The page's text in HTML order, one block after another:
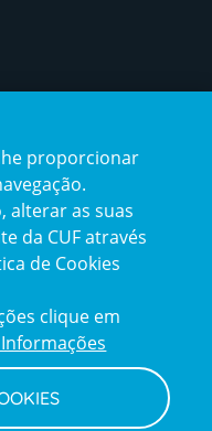
proporcionar
alterar as suas
da CUF através
de Cookies
clique em